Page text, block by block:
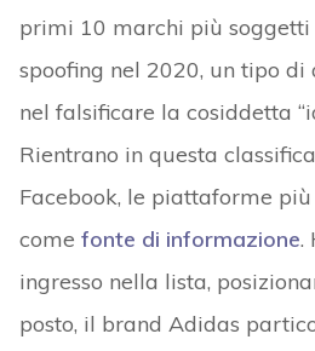
primi 10 marchi più
spoofing nel 2020, un tipo di
nel falsificare la cosiddetta
Rientrano in questa
Facebook, le piattaforme
come fonte di informazione.
ingresso nella lista,
posto, il brand Adidas